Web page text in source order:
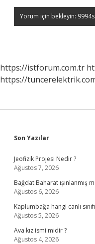
https://istforum.com.tr
https://
Sidebar
Son Yazılar
Jeofizik Projesi Nedir ?
Ağustos 7, 2026
Bağdat Baharat ışınlanmış
Ağustos 6, 2026
Kaplumbağa hangi canlı
Ağustos 5, 2026
Ava kız ismi midir ?
Ağustos 4, 2026